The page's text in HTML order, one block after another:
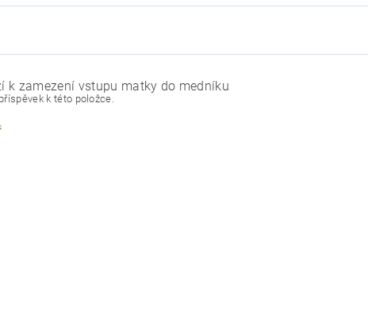
k zamezení vstupu matky do medníku
k této položce.